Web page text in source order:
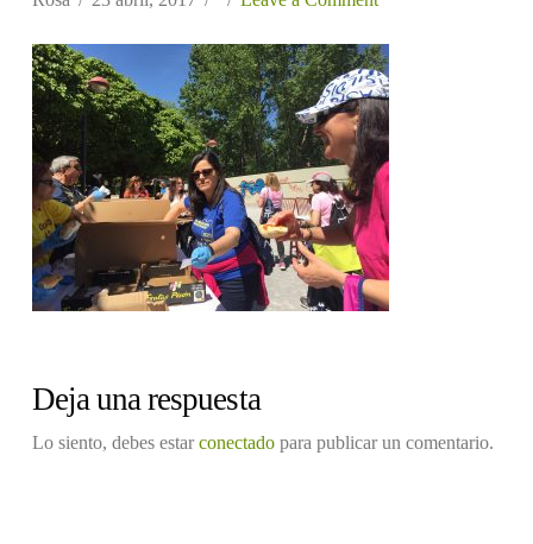
Deja una respuesta
Lo siento, debes estarconectadopara publicar un comentario.